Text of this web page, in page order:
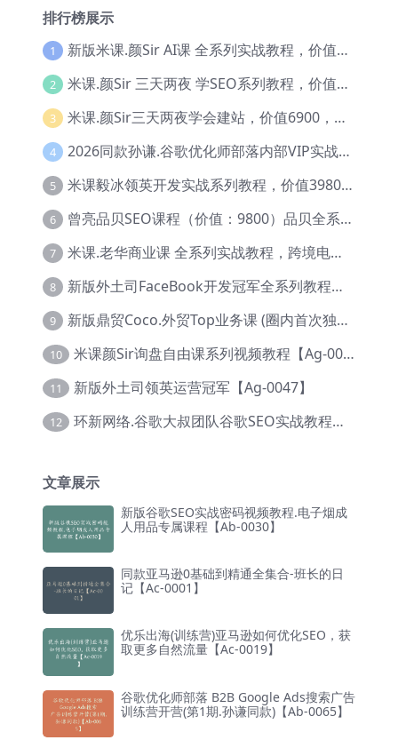
排行榜展示
1 新版米课.颜Sir AI课 全系列实战教程，价值9800，跨境首选！【Ag-0052】
2 米课.颜Sir 三天两夜 学SEO系列教程，价值9600元，跨境人都在学 【Ag-0056】
3 米课.颜Sir三天两夜学会建站，价值6900，MI课甄选课程 【Ag-0055】
4 2026同款孙谦.谷歌优化师部落内部VIP实战教程|价值4999元全网独家解码（官方报名版本）【@034】
5 米课毅冰领英开发实战系列教程，价值3980，跨境必选【Ag-0049】
6 曾亮品贝SEO课程（价值：9800）品贝全系列教程 【Ab-0022】
7 米课.老华商业课 全系列实战教程，跨境电商必学，价值16900元【Ag-0053】
8 新版外土司FaceBook开发冠军全系列教程【Ab-0021】
9 新版鼎贸Coco.外贸Top业务课 (圈内首次独家解码|460节课)【Ag-0091】
10 米课颜Sir询盘自由课系列视频教程【Ag-0020】
11 新版外土司领英运营冠军【Ag-0047】
12 环新网络.谷歌大叔团队谷歌SEO实战教程【Ab-0024】
文章展示
新版谷歌SEO实战密码视频教程.电子烟成
人用品专属课程【Ab-0030】
同款亚马逊0基础到精通全集合-班长的日
记【Ac-0001】
优乐出海(训练营)亚马逊如何优化SEO，获
取更多自然流量【Ac-0019】
谷歌优化师部落 B2B Google Ads搜索广告
训练营开营(第1期.孙谦同款)【Ab-0065】